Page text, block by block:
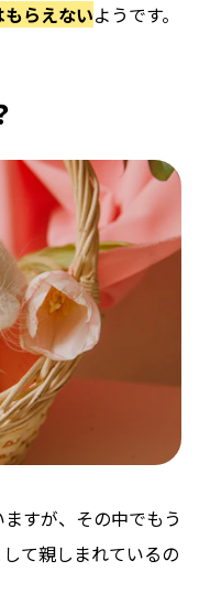
らえないようです。
すが、その中でもう
て親しまれているの